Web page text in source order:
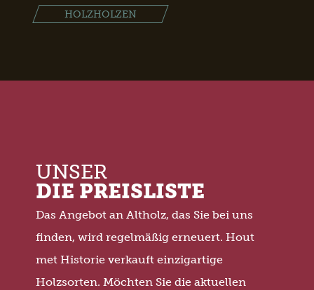
HOLZHOLZEN
UNSER
DIE PREISLISTE
Das Angebot an Altholz, das Sie bei uns
finden, wird regelmäßig erneuert. Hout
met Historie verkauft einzigartige
Holzsorten. Möchten Sie die aktuellen